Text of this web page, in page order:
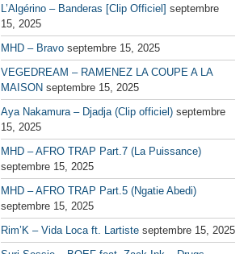
L’Algérino – Banderas [Clip Officiel] septembre
15, 2025
MHD – Bravo septembre 15, 2025
VEGEDREAM – RAMENEZ LA COUPE A LA
MAISON septembre 15, 2025
Aya Nakamura – Djadja (Clip officiel) septembre
15, 2025
MHD – AFRO TRAP Part.7 (La Puissance)
septembre 15, 2025
MHD – AFRO TRAP Part.5 (Ngatie Abedi)
septembre 15, 2025
Rim’K – Vida Loca ft. Lartiste septembre 15, 2025